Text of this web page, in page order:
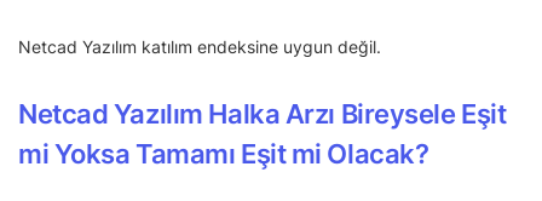
Netcad Yazılım katılım endeksine uygun değil.
Netcad Yazılım Halka Arzı Bireysele Eşit
mi Yoksa Tamamı Eşit mi Olacak?